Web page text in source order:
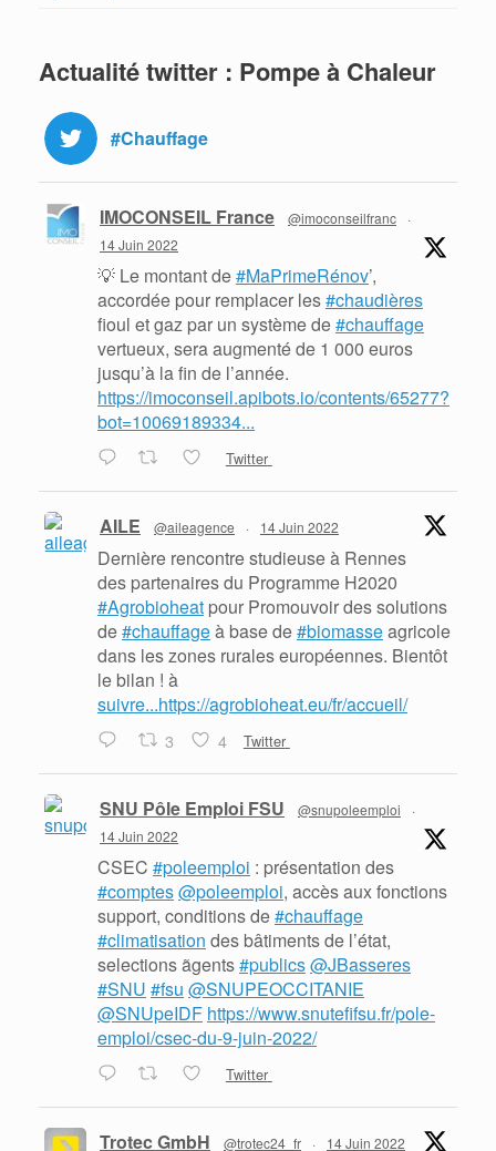
Actualité twitter : Pompe à Chaleur
#Chauffage
IMOCONSEIL France @imoconseilfranc
·
14 Juin 2022
💡 Le montant de#MaPrimeRénov’,
accordée pour remplacer les#chaudières
fioul et gaz par un système de#chauffage
vertueux, sera augmenté de 1 000 euros
jusqu’à la fin de l’année.
https://imoconseil.apibots.io/contents/65277?
bot=10069189334...
Twitter
AILE @aileagence · 14 Juin 2022
Dernière rencontre studieuse à Rennes
des partenaires du Programme H2020
#Agrobioheat pour Promouvoir des solutions
de#chauffageà base de#biomasseagricole
dans les zones rurales européennes. Bientôt
le bilan ! à
suivre...https://agrobioheat.eu/fr/accueil/
3 4 Twitter
SNU Pôle Emploi FSU @snupoleemploi
·
14 Juin 2022
CSEC #poleemploi : présentation des
#comptes@poleemploi, accès aux fonctions
support, conditions de#chauffage
#climatisation des bâtiments de l’état,
selections ãgents#publics@JBasseres
#SNU #fsu @SNUPEOCCITANIE
@SNUpeIDF https://www.snutefifsu.fr/pole-
emploi/csec-du-9-juin-2022/
Twitter
Trotec GmbH @trotec24_fr · 14 Juin 2022